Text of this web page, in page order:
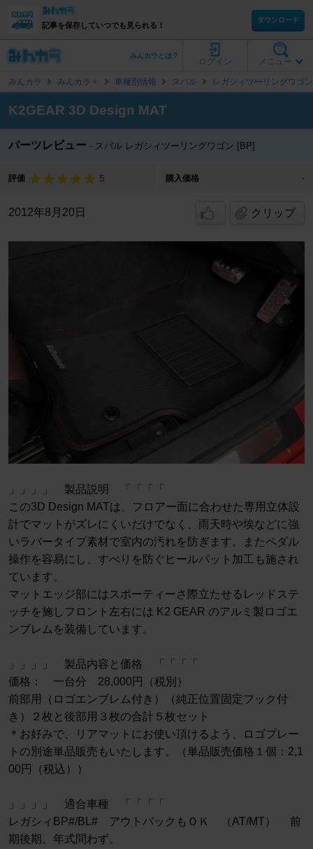
記事を保存していつでも見られる！
ダウンロード
メニュー
ログイン
みんカラとは？
みんカラ みんカラ＋ 車種別情報 スバル レガシィツーリングワゴン
K2GEAR 3D Design MAT
パーツレビュー スバル レガシィツーリングワゴン [BP]
評価 5 購入価格 -
2012年8月20日 クリップ
」」」」 製品説明 「「「「
この3D Design MATは、フロアー面に合わせた専用立体設
計でマットがズレにくいだけでなく、雨天時や埃などに強
いラバータイプ素材で室内の汚れを防ぎます。またペダル
操作を容易にし、すべりを防ぐヒールパット加工も施され
ています。
マットエッジ部にはスポーティーさ際立たせるレッドステ
ッチを施しフロント左右には K2 GEAR のアルミ製ロゴエ
ンブレムを装備しています。
」」」」 製品内容と価格 「「「「
価格： 一台分 28,000円（税別）
前部用（ロゴエンブレム付き）（純正位置固定フック付
き）２枚と後部用３枚の合計５枚セット
＊お好みで、リアマットにお使い頂けるよう、ロゴプレー
トの別途単品販売もいたします。（単品販売価格１個：2,1
00円（税込））
」」」」 適合車種 「「「「
レガシィBP#/BL# アウトバックもＯＫ （AT/MT） 前
期後期、年式問わず。